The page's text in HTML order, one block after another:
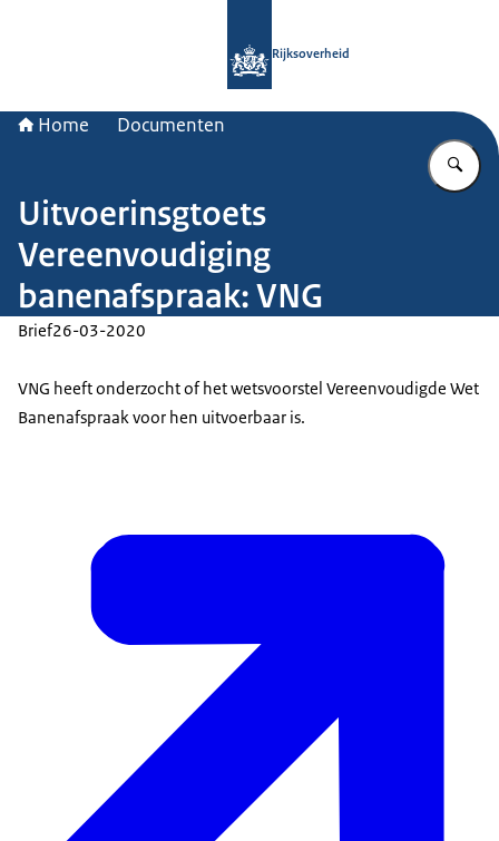
Rijksoverheid
Home Documenten
Uitvoerinsgtoets
Vereenvoudiging
banenafspraak: VNG
Brief26-03-2020
VNG heeft onderzocht of het wetsvoorstel Vereenvoudigde Wet
Banenafspraak voor hen uitvoerbaar is.